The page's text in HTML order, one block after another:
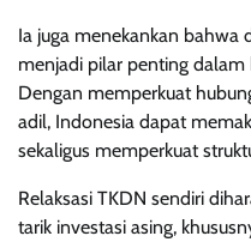
Ia juga menekankan bahwa
menjadi pilar penting dalam
Dengan memperkuat
adil, Indonesia dapat
sekaligus memperkuat
Relaksasi TKDN sendiri
tarik investasi asing,